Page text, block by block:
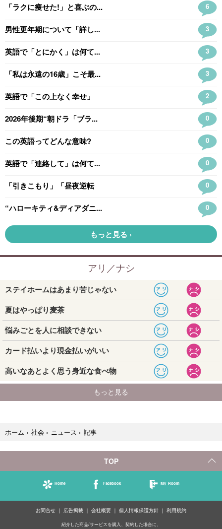
ホーム › 社会 › ニュース › 記事
TOP
Home Facebook My Room
お問合せ 広告掲載 会社概要 個人情報保護方針 利用規約
紹介した商品/サービスを購入、契約した場合に、